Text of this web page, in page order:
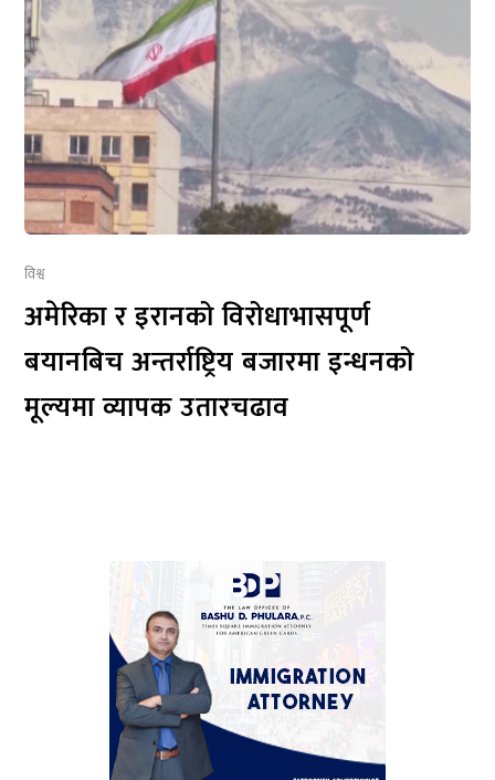
विश्व
अमेरिका र इरानको विरोधाभासपूर्ण
बयानबिच अन्तर्राष्ट्रिय बजारमा इन्धनको
मूल्यमा व्यापक उतारचढाव